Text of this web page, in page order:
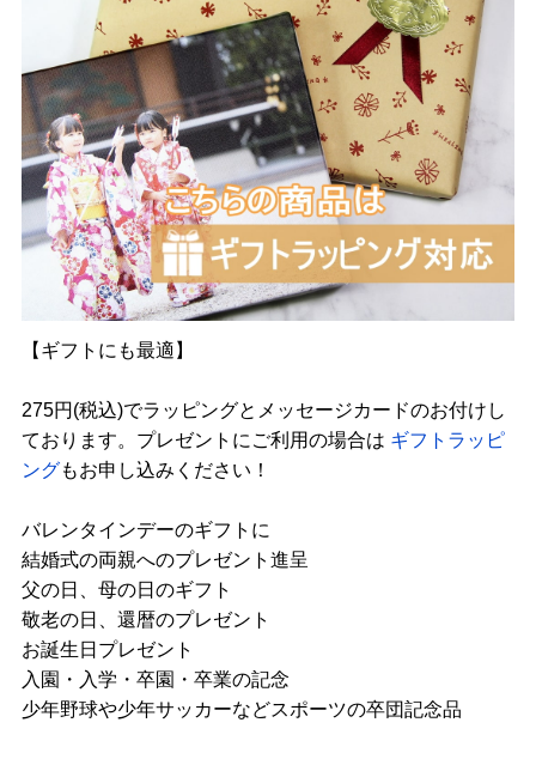
【ギフトにも最適】
275円(税込)でラッピングとメッセージカードのお付けし
ております。プレゼントにご利用の場合は ギフトラッピ
ングもお申し込みください！
バレンタインデーのギフトに
結婚式の両親へのプレゼント進呈
父の日、母の日のギフト
敬老の日、還暦のプレゼント
お誕生日プレゼント
入園・入学・卒園・卒業の記念
少年野球や少年サッカーなどスポーツの卒団記念品